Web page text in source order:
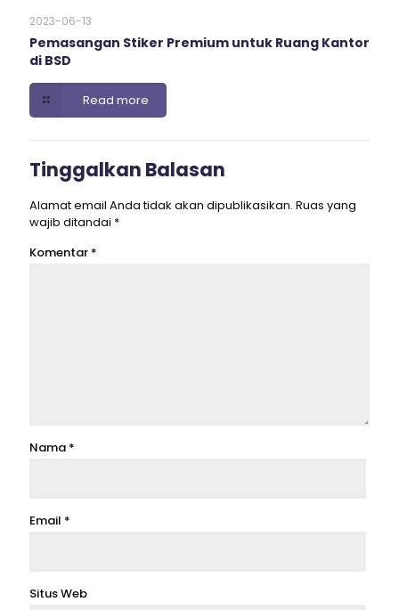
2023-06-13
Pemasangan Stiker Premium untuk Ruang Kantor
di BSD
Read more
Tinggalkan Balasan
Alamat email Anda tidak akan dipublikasikan. Ruas yang
wajib ditandai *
Komentar *
Nama *
Email *
Situs Web